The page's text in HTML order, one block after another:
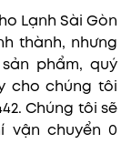
Lạnh Sài Gòn
thành, nhưng
phẩm, quý
cho chúng tôi
Chúng tôi sẽ
vận chuyển 0